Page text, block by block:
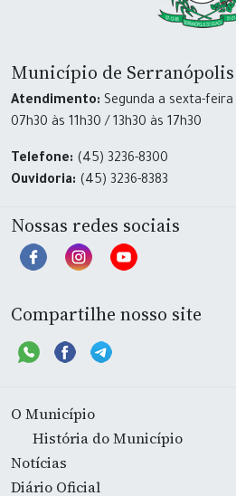
Município de
Atendimento: Segunda a sexta-
07h30 às 11h30 / 13h30 às 17h30
Telefone: (45) 3236-8300
Ouvidoria: (45) 3236-8383
Nossas redes sociais
Compartilhe nosso site
O Município
História do Município
Notícias
Diário Oficial